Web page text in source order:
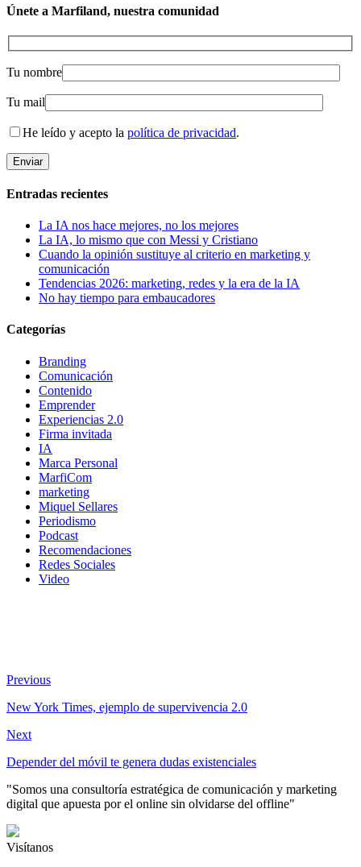
Únete a Marfiland, nuestra comunidad
Tu nombre
Tu mail
He leído y acepto la política de privacidad.
Entradas recientes
La IA nos hace mejores, no los mejores
La IA, lo mismo que con Messi y Cristiano
Cuando la opinión sustituye al criterio en marketing y
comunicación
Tendencias 2026: marketing, redes y la era de la IA
No hay tiempo para embaucadores
Categorías
Branding
Comunicación
Contenido
Emprender
Experiencias 2.0
Firma invitada
IA
Marca Personal
MarfiCom
marketing
Miquel Sellares
Periodismo
Podcast
Recomendaciones
Redes Sociales
Video
Previous
New York Times, ejemplo de supervivencia 2.0
Next
Depender del móvil te genera dudas existenciales
"Somos una consultoría estratégica de comunicación y marketing
digital que apuesta por el online sin olvidarse del offline"
Visítanos